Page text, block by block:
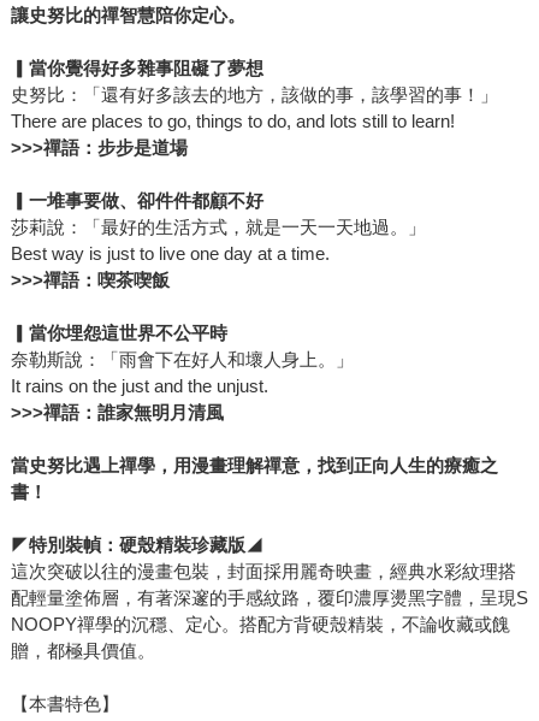
讓史努比的禪智慧陪你定心。
當你覺得好多雜事阻礙了夢想
史努比：「還有好多該去的地方，該做的事，該學習的事！」
There are places to go, things to do, and lots still to learn!
>>>禪語：步步是道場
一堆事要做、卻件件都顧不好
莎莉說：「最好的生活方式，就是一天一天地過。」
Best way is just to live one day at a time.
>>>禪語：喫茶喫飯
當你埋怨這世界不公平時
奈勒斯說：「雨會下在好人和壞人身上。」
It rains on the just and the unjust.
>>>禪語：誰家無明月清風
當史努比遇上禪學，用漫畫理解禪意，找到正向人生的療癒之
書！
◤特別裝幀：硬殼精裝珍藏版 ◢
這次突破以往的漫畫包裝，封面採用麗奇映畫，經典水彩紋理搭
配輕量塗佈層，有著深邃的手感紋路，覆印濃厚燙黑字體，呈現S
NOOPY禪學的沉穩、定心。搭配方背硬殼精裝，不論收藏或餽
贈，都極具價值。
【本書特色】